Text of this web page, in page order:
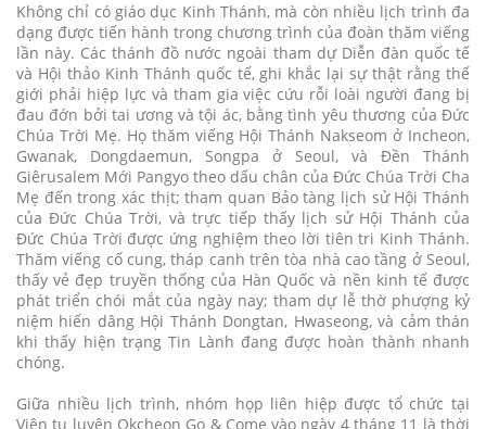
Không chỉ có giáo dục Kinh Thánh, mà còn nhiều lịch trình đa
dạng được tiến hành trong chương trình của đoàn thăm viếng
lần này. Các thánh đồ nước ngoài tham dự Diễn đàn quốc tế
và Hội thảo Kinh Thánh quốc tế, ghi khắc lại sự thật rằng thế
giới phải hiệp lực và tham gia việc cứu rỗi loài người đang bị
đau đớn bởi tai ương và tội ác, bằng tình yêu thương của Đức
Chúa Trời Mẹ. Họ thăm viếng Hội Thánh Nakseom ở Incheon,
Gwanak, Dongdaemun, Songpa ở Seoul, và Đền Thánh
Giêrusalem Mới Pangyo theo dấu chân của Đức Chúa Trời Cha
Mẹ đến trong xác thịt; tham quan Bảo tàng lịch sử Hội Thánh
của Đức Chúa Trời, và trực tiếp thấy lịch sử Hội Thánh của
Đức Chúa Trời được ứng nghiệm theo lời tiên tri Kinh Thánh.
Thăm viếng cố cung, tháp canh trên tòa nhà cao tầng ở Seoul,
thấy vẻ đẹp truyền thống của Hàn Quốc và nền kinh tế được
phát triển chói mắt của ngày nay; tham dự lễ thờ phượng kỷ
niệm hiến dâng Hội Thánh Dongtan, Hwaseong, và cảm thán
khi thấy hiện trạng Tin Lành đang được hoàn thành nhanh
chóng.
Giữa nhiều lịch trình, nhóm họp liên hiệp được tổ chức tại
Viện tu luyện Okcheon Go & Come vào ngày 4 tháng 11 là thời